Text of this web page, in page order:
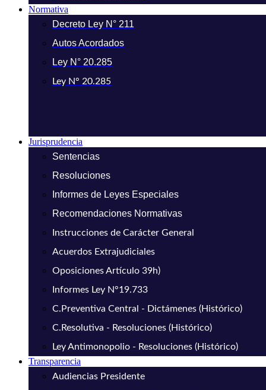
Normativa
Decreto Ley N° 211
Autos Acordados
Ley N° 20.285
Ley N° 20.285
Jurisprudencia
Sentencias
Resoluciones
Informes de Leyes Especiales
Recomendaciones Normativas
Instrucciones de Carácter General
Acuerdos Extrajudiciales
Oposiciones Artículo 39h)
Informes Ley N°19.733
C.Preventiva Central - Dictámenes (Histórico)
C.Resolutiva - Resoluciones (Histórico)
Ley Antimonopolio - Resoluciones (Histórico)
Transparencia
Audiencias Presidente